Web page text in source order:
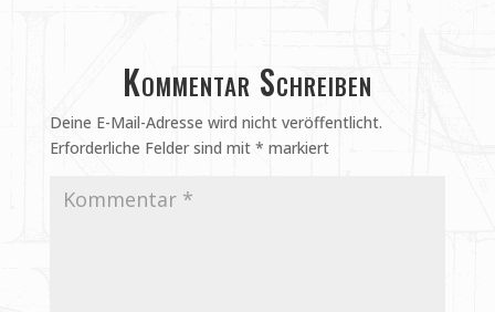
Kommentar Schreiben
Deine E-Mail-Adresse wird nicht veröffentlicht.
Erforderliche Felder sind mit * markiert